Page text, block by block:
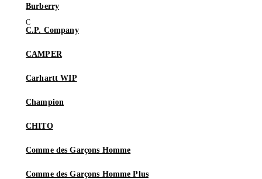
Burberry
C.P. Company
CAMPER
Carhartt WIP
Champion
CHITO
Comme des Garçons Homme
Comme des Garçons Homme Plus